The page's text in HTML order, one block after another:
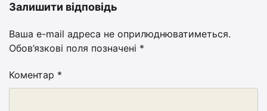
Залишити відповідь
Ваша e-mail адреса не оприлюднюватиметься.
Обов’язкові поля позначені *
Коментар *